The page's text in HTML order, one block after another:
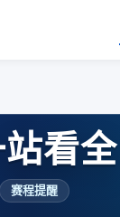
看全
赛程提醒